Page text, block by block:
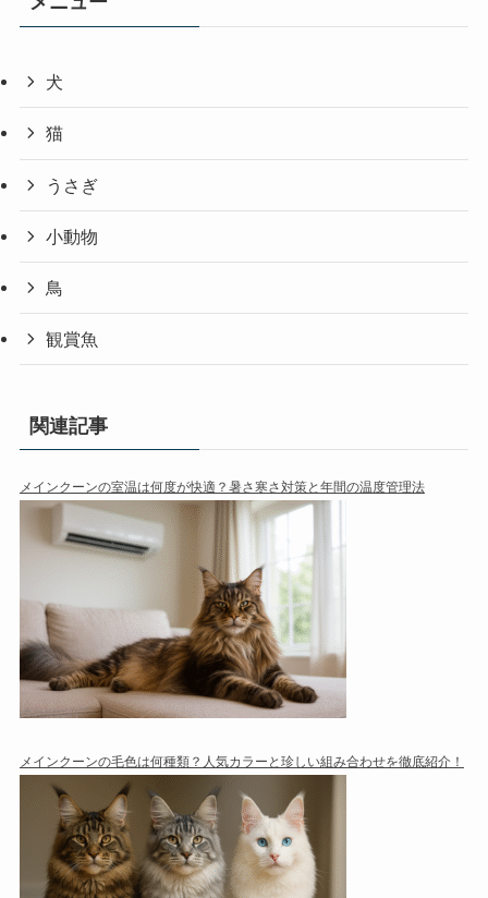
犬
猫
うさぎ
小動物
鳥
観賞魚
関連記事
メインクーンの室温は何度が快適？暑さ寒さ対策と年間の温度管理法
メインクーンの毛色は何種類？人気カラーと珍しい組み合わせを徹底紹介！